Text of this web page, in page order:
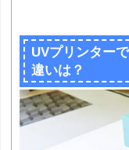
UVプリンター
違いは？